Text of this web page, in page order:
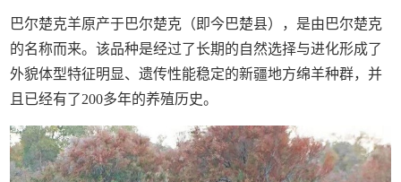
巴尔楚克羊原产于巴尔楚克（即今巴楚县），是由巴尔楚克
的名称而来。该品种是经过了长期的自然选择与进化形成了
外貌体型特征明显、遗传性能稳定的新疆地方绵羊种群，并
且已经有了200多年的养殖历史。